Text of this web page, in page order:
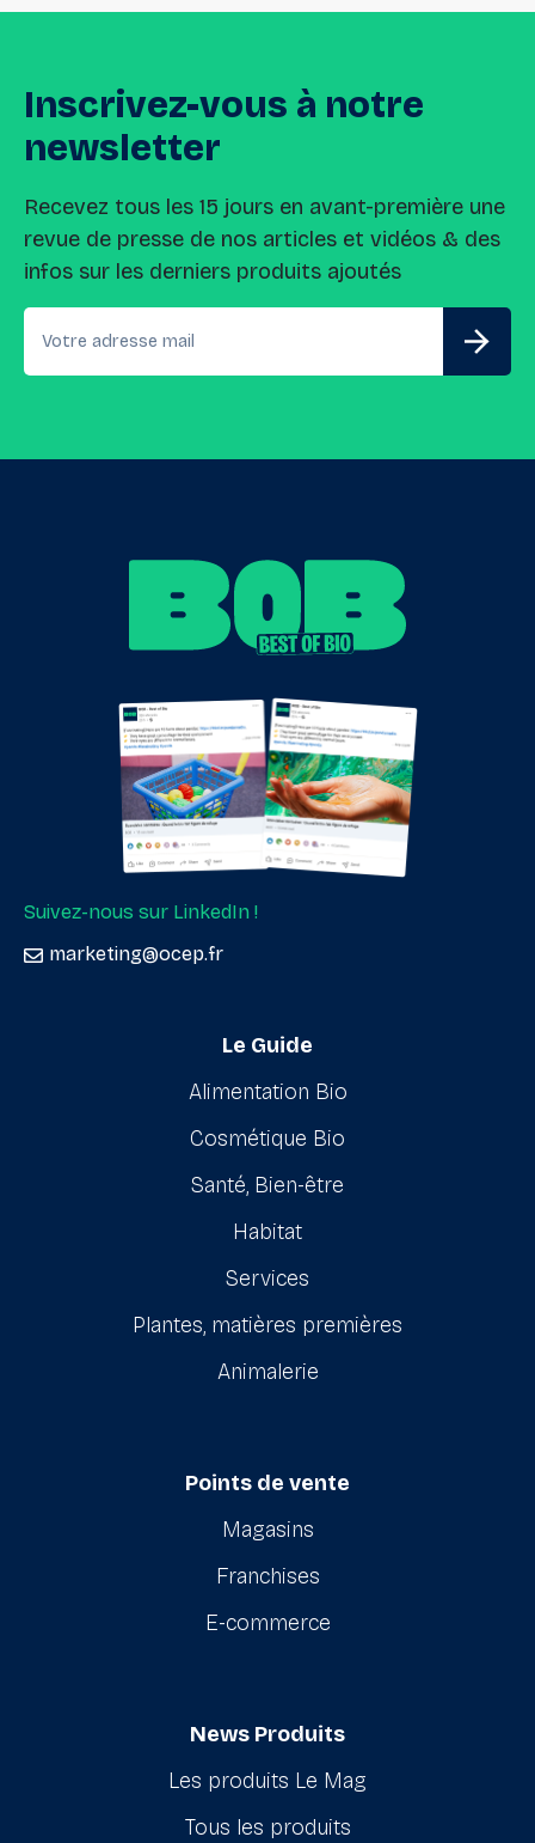
Inscrivez-vous à notre
newsletter
Recevez tous les 15 jours en avant-première une
revue de presse de nos articles et vidéos & des
infos sur les derniers produits ajoutés
Suivez-nous sur LinkedIn !
marketing@ocep.fr
Le Guide
Alimentation Bio
Cosmétique Bio
Santé, Bien-être
Habitat
Services
Plantes, matières premières
Animalerie
Points de vente
Magasins
Franchises
E-commerce
News Produits
Les produits Le Mag
Tous les produits